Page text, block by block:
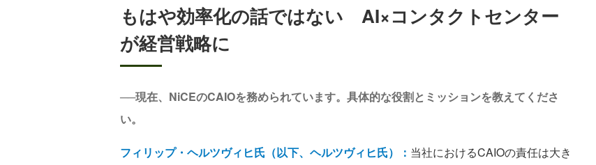
もはや効率化の話ではない AI×コンタクトセンター
が経営戦略に
──現在、NiCEのCAIOを務められています。具体的な役割とミッションを教えてくださ
い。
フィリップ・ヘルツヴィヒ氏（以下、ヘルツヴィヒ氏）： 当社におけるCAIOの責任は大き